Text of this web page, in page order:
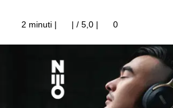
2 minuti | | / 5,0 | 0